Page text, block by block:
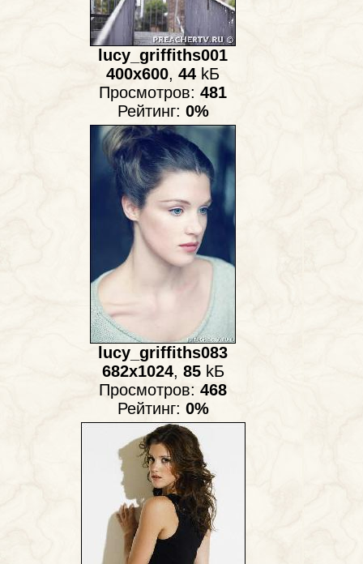
lucy_griffiths001
400x600, 44 kБ
Просмотров: 481
Рейтинг: 0%
lucy_griffiths083
682x1024, 85kБ
Просмотров: 468
Рейтинг: 0%